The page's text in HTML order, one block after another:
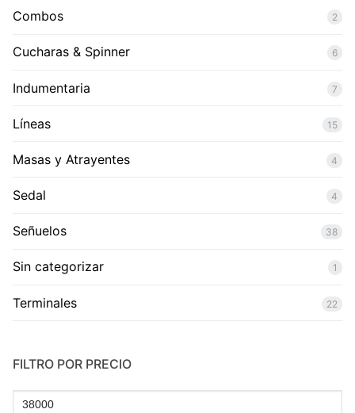
Combos 2
Cucharas & Spinner 6
Indumentaria 7
Líneas 15
Masas y Atrayentes 4
Sedal 4
Señuelos 38
Sin categorizar 1
Terminales 22
FILTRO POR PRECIO
Precio